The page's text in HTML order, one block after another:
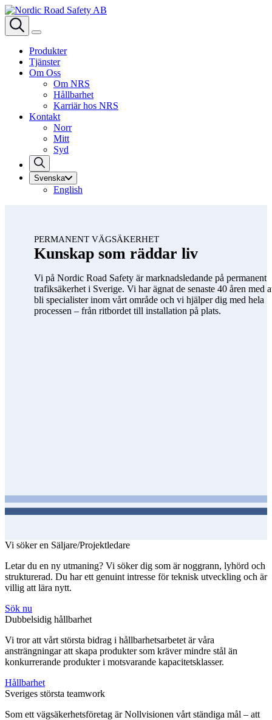
Produkter
Tjänster
Om Oss
Om NRS
Hållbarhet
Karriär hos NRS
Kontakt
Norr
Mitt
Syd
Svenska
English
PERMANENT VÄGSÄKERHET
Kunskap som räddar liv
Vi på Nordic Road Safety är marknadsledande på permanent
trafiksäkerhet i Sverige. Vi har ägnat de senaste 40 åren med
bli specialister inom vårt område och vi hjälper dig med hela
processen – från ritbordet till installation på plats.
Vi söker en Säljare/Projektledare
Letar du en ny utmaning? Vi söker dig som är noggrann, lyhörd och
strukturerad. Du har ett genuint intresse för teknisk utveckling och är
villig att lära nytt.
Sök nu
Dubbelsidig hållbarhet
Vi tror att vårt största bidrag i hållbarhetsarbetet är våra
ansträngningar att skapa produkter som kräver mindre stål än
konkurrerande produkter i motsvarande kapacitetsklasser.
Hållbarhet
Sveriges största teamwork
Som ett vägsäkerhetsföretag är Nollvisionen vårt ständiga mål – att